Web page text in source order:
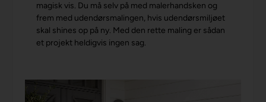
magisk vis. Du må selv på med malerhandsken og
frem med udendørsmalingen, hvis udendørsmiljøet
skal shines op på ny. Med den rette maling er sådan
et projekt heldigvis ingen sag.